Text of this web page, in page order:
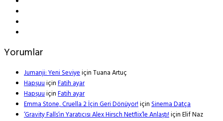
Yorumlar
Jumanji: Yeni SeviyeiçinTuana Artuç
HapşuuiçinFatih ayar
HapşuuiçinFatih ayar
Emma Stone, Cruella 2 İçin Geri Dönüyor!içinSinema Datça
‘Gravity Falls’ın Yaratıcısı Alex Hirsch Netflix’le Anlaştı!içinElif Naz